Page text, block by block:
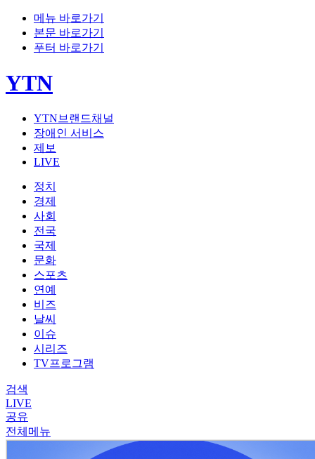
메뉴 바로가기
본문 바로가기
푸터 바로가기
YTN
YTN브랜드채널
장애인 서비스
제보
LIVE
정치
경제
사회
전국
국제
문화
스포츠
연예
비즈
날씨
이슈
시리즈
TV프로그램
검색
LIVE
공유
전체메뉴